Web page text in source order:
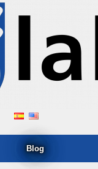
Blog